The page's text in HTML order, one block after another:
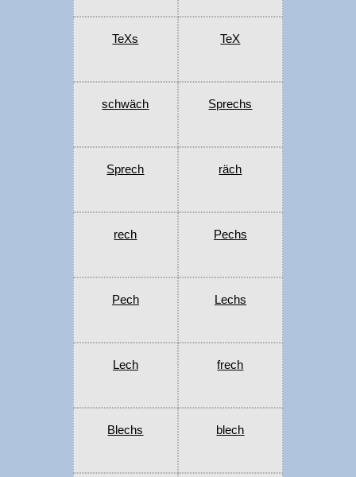
TeXs TeX
schwäch Sprechs
Sprech räch
rech Pechs
Pech Lechs
Lech frech
Blechs blech